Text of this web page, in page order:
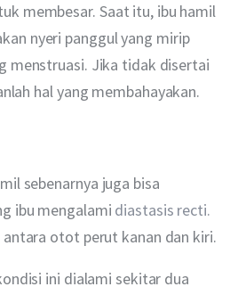
membesar. Saat itu, ibu hamil
nyeri panggul yang mirip
menstruasi. Jika tidak disertai
hal yang membahayakan.
sebenarnya juga bisa
ibu mengalami diastasis recti.
antara otot perut kanan dan kiri.
ini dialami sekitar dua